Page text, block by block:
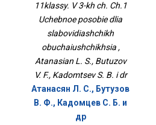
Обучающихся
11klassy. V 3-kh ch. Ch.1
Uchebnoe posobie dlia
slabovidiashchikh
obuchaiushchikhsia ,
Atanasian L. S., Butuzov
V. F., Kadomtsev S. B. i dr
Атанасян Л. С., Бутузов
В. Ф., Кадомцев С. Б. и
др